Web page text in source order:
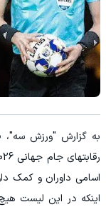
به گزارش "ورزش سه"،
اسامی داوران و کمک
اینکه در این لیست